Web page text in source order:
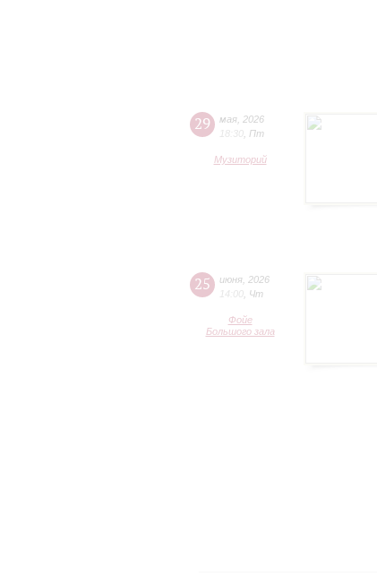
29 мая 2026
18:30 Пт
Музиторий
25 июня 2026
14:00 Чт
Фойе
Большого зала